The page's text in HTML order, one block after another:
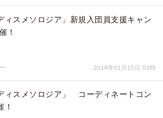
ィスメソロジア」新規入団員支援キャン
！
2019年01月15日 03時
ィスメソロジア」 コーディネートコン
！